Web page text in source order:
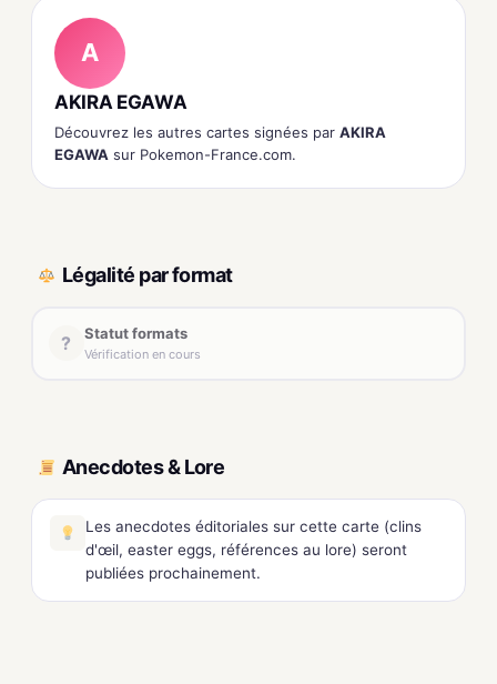
A
AKIRA EGAWA
Découvrez les autres cartes signées par AKIRA
EGAWA sur Pokemon-France.com.
Légalité par format
? Statut formats
Vérification en cours
Anecdotes & Lore
Les anecdotes éditoriales sur cette carte (clins
d'œil, easter eggs, références au lore) seront
publiées prochainement.